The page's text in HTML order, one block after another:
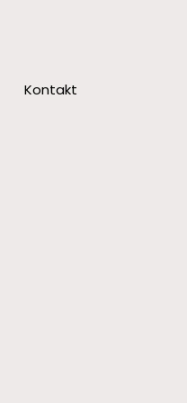
Kontakt